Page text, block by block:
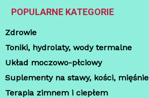
POPULARNE KATEGORIE
Zdrowie
Toniki, hydrolaty, wody termalne
Układ moczowo-płciowy
Suplementy na stawy, kości, mięśnie
Terapia zimnem i ciepłem